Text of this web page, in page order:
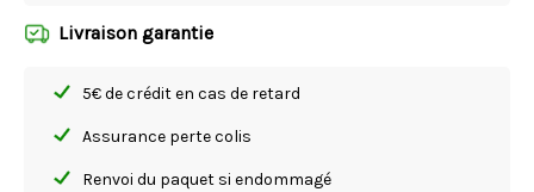
Livraison garantie
5€ de crédit en cas de retard
Assurance perte colis
Renvoi du paquet si endommagé